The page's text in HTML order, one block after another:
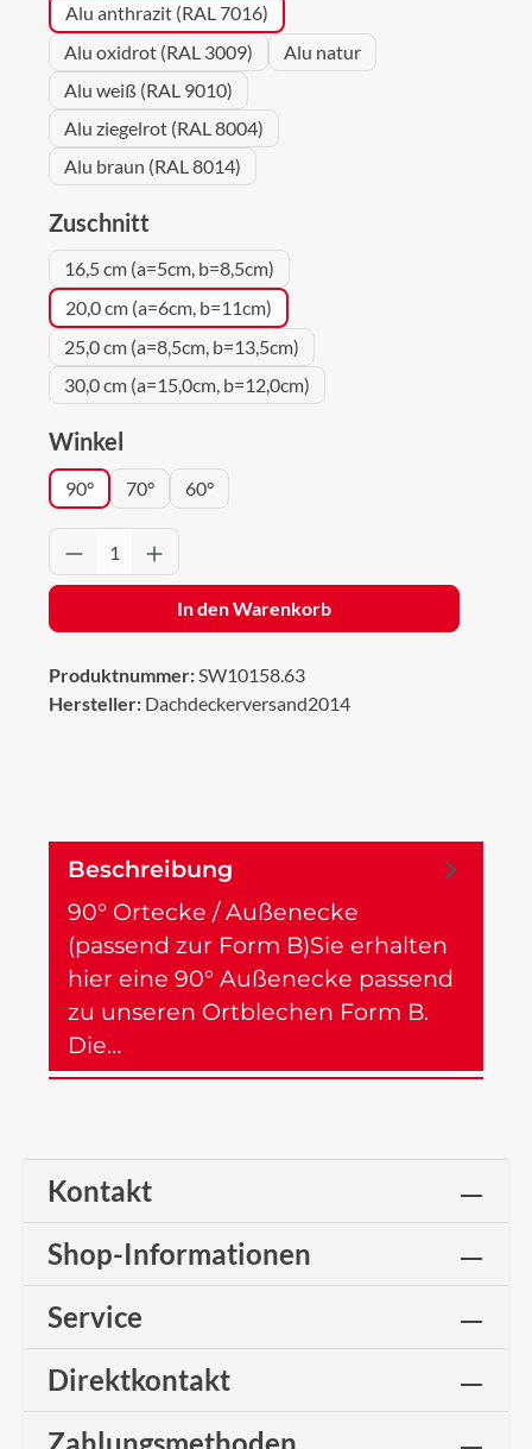
Alu anthrazit (RAL 7016)
Alu oxidrot (RAL 3009)
Alu natur
Alu weiß (RAL 9010)
Alu ziegelrot (RAL 8004)
Alu braun (RAL 8014)
Zuschnitt
16,5 cm (a=5cm, b=8,5cm)
20,0 cm (a=6cm, b=11cm)
25,0 cm (a=8,5cm, b=13,5cm)
30,0 cm (a=15,0cm, b=12,0cm)
Winkel
90° 70° 60°
Produkt Anzahl: Gib den gewünschten
In den Warenkorb
Produktnummer:SW10158.63
Hersteller: Dachdeckerversand2014
Beschreibung
90° Ortecke / Außenecke
(passend zur Form B)Sie erhalten
hier eine 90° Außenecke passend
zu unseren Ortblechen Form B.
Die…
Kontakt
Shop-Informationen
Service
Direktkontakt